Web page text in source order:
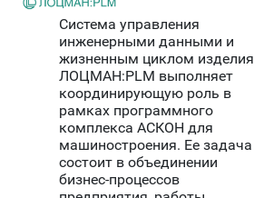
Система управления
инженерными данными и
жизненным циклом изделия
ЛОЦМАН:PLM выполняет
координирующую роль в
рамках программного
комплекса АСКОН для
машиностроения. Ее задача
состоит в объединении
бизнес-процессов